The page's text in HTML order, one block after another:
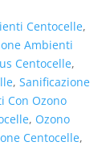
Centocelle,
Ambienti
Centocelle,
, Sanificazione
Con Ozono
, Ozono
Centocelle,